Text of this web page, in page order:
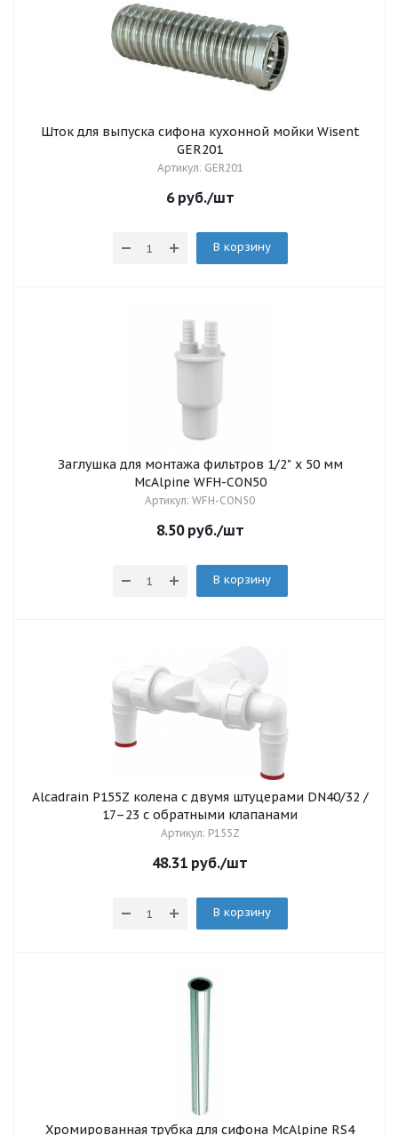
Шток для выпуска сифона кухонной мойки Wisent
GER201
Артикул: GER201
6руб./шт
В корзину
Заглушка для монтажа фильтров 1/2" х 50 мм
McAlpine WFH-CON50
Артикул: WFH-CON50
8.50руб./шт
В корзину
Alcadrain P155Z колена с двумя штуцерами DN40/32 /
17–23 с обратными клапанами
Артикул: P155Z
48.31 руб./шт
В корзину
Хромированная трубка для сифона McAlpine RS4